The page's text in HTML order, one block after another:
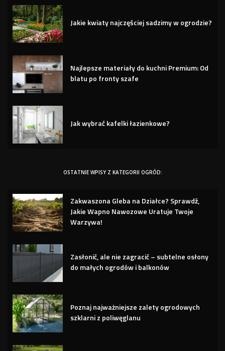
Jakie kwiaty najczęściej sadzimy w ogrodzie?
Najlepsze materiały do kuchni Premium: Od
blatu po fronty szafe
Jak wybrać kafelki łazienkowe?
OSTATNIE WPISY Z KATEGORII OGRÓD:
Zakwaszona Gleba na Działce? Sprawdź,
Jakie Wapno Nawozowe Uratuje Twoje
Warzywa!
Zasłonić, ale nie zagracić – subtelne osłony
do małych ogrodów i balkonów
Poznaj najważniejsze zalety ogrodowych
szklarni z poliwęglanu